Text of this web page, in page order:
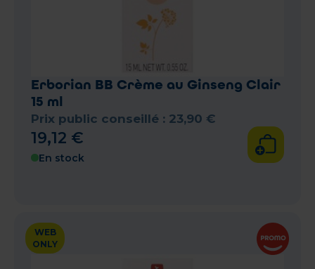
Erborian BB Crème au Ginseng Clair
15 ml
Prix public conseillé : 23,90 €
19,12 €
En stock
WEB
ONLY